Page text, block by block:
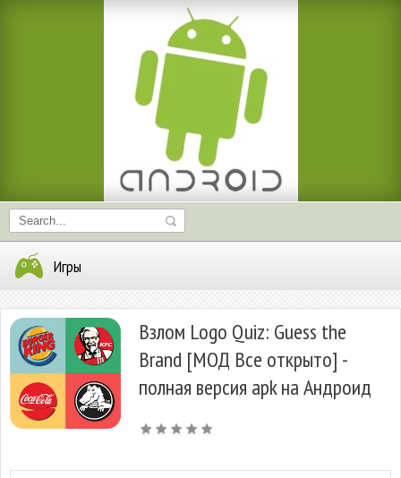
Игры
Взлом Logo Quiz: Guess the
Brand [МОД Все открыто] -
полная версия apk на Андроид